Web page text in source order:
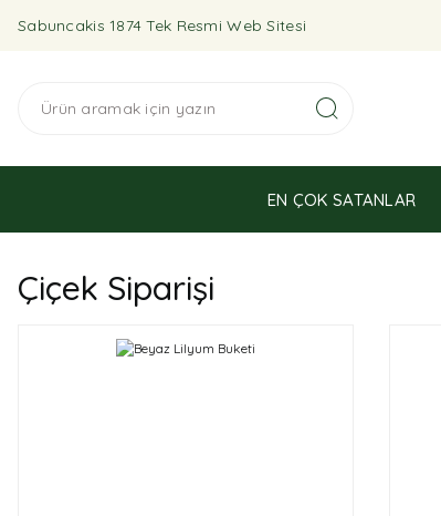
Sabuncakis 1874 Tek Resmi Web Sitesi
EN ÇOK SATANLAR
Çiçek Siparişi